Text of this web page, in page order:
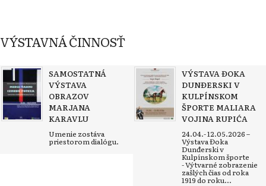
VÝSTAVNÁ ČINNOSŤ
SAMOSTATNÁ
VÝSTAVA
OBRAZOV
MARJANA
KARAVLU
Umenie zostáva
priestorom dialógu.
VÝSTAVA ĐOKA
DUNĐERSKI V
KULPÍNSKOM
ŠPORTE MALIARA
VOJINA RUPIĆA
24.04.- 12.05.2026 –
Výstava Đoka
Dunđerski v
Kulpínskom športe
- Výtvarné zobrazenie
zašlých čias od roka
1919 do roku...